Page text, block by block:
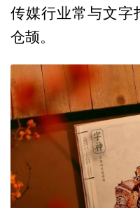
传媒行业常与文字
仓颉。